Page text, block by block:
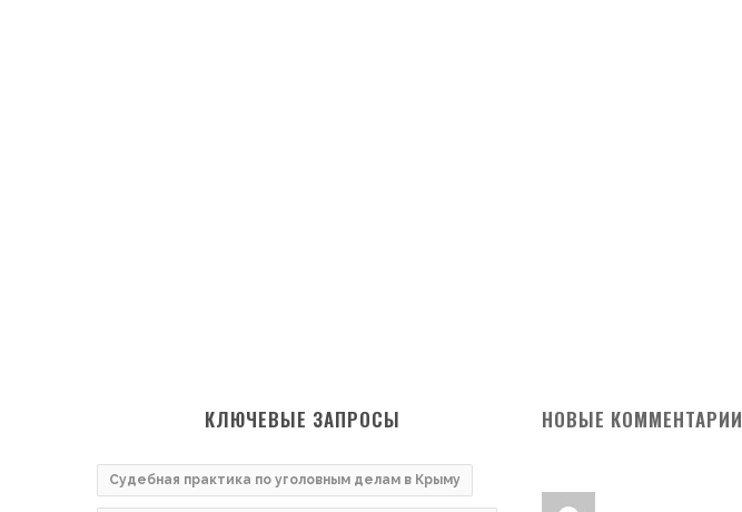
КЛЮЧЕВЫЕ ЗАПРОСЫ
Судебная практика по уголовным делам в Крыму
НОВЫЕ КОММЕНТАРИИ